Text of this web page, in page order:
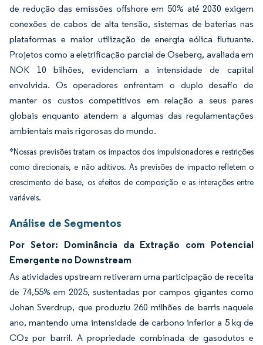
de redução das emissões offshore em 50% até 2030 exigem
conexões de cabos de alta tensão, sistemas de baterias nas
plataformas e maior utilização de energia eólica flutuante.
Projetos como a eletrificação parcial de Oseberg, avaliada em
NOK 10 bilhões, evidenciam a intensidade de capital
envolvida. Os operadores enfrentam o duplo desafio de
manter os custos competitivos em relação a seus pares
globais enquanto atendem a algumas das regulamentações
ambientais mais rigorosas do mundo.
*Nossas previsões tratam os impactos dos impulsionadores e restrições
como direcionais, e não aditivos. As previsões de impacto refletem o
crescimento de base, os efeitos de composição e as interações entre
variáveis.
Análise de Segmentos
Por Setor: Dominância da Extração com Potencial
Emergente no Downstream
As atividades upstream retiveram uma participação de receita
de 74,55% em 2025, sustentadas por campos gigantes como
Johan Sverdrup, que produziu 260 milhões de barris naquele
ano, mantendo uma intensidade de carbono inferior a 5 kg de
CO₂ por barril. A propriedade combinada de gasodutos e